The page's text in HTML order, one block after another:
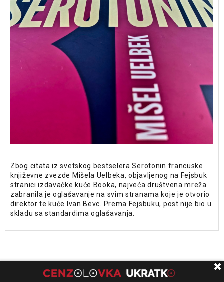
Zbog citata iz svetskog bestselera Serotonin francuske
književne zvezde Mišela Uelbeka, objavljenog na Fejsbuk
stranici izdavačke kuće Booka, najveća društvena mreža
zabranila je oglašavanje na svim stranama koje je otvorio
direktor te kuće Ivan Bevc. Prema Fejsbuku, post nije bio u
skladu sa standardima oglašavanja.